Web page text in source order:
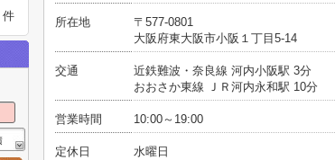
所在地
〒577-0801
大阪府東大阪市小阪１丁目5-14
交通
近鉄難波・奈良線 河内小阪駅 3分
おおさか東線 ＪＲ河内永和駅 10分
営業時間 10:00～19:00
定休日 水曜日
件